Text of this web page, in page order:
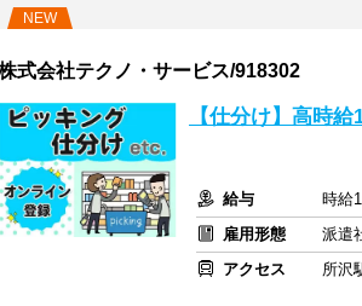
NEW
式会社テクノ・サービス/918302
【仕分け】高時
給与
時給
雇用形態
派遣
アクセス
所沢